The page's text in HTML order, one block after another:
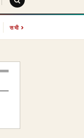
सभी›